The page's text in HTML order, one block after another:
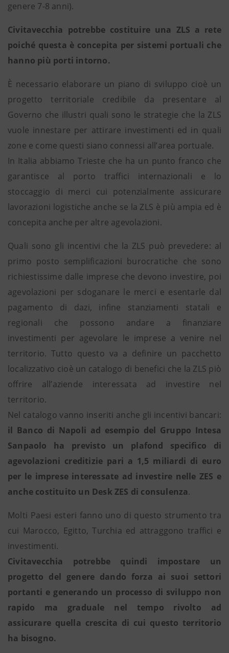
genere 7-8 anni).
Civitavecchia potrebbe costituire una ZLS a rete
poiché questa è concepita per sistemi portuali che
hanno più porti intorno.
È necessario elaborare un piano di sviluppo cioè un
progetto territoriale credibile da presentare al
Governo che illustri quali sono le strategie che la ZLS
vuole innestare per attirare investimenti ed in quali
zone e come questi siano connessi all’area portuale.
In Italia abbiamo Trieste che ha un punto franco che
garantisce al porto traffici internazionali e lo
stoccaggio di merci cui potenzialmente assicurare
lavorazioni logistiche anche se la ZLS è più ampia ed è
concepita anche per altre agevolazioni.
Quali sono gli incentivi che la ZLS può prevedere: al
primo posto semplificazioni burocratiche che sono
richiestissime dalle imprese che devono investire, poi
agevolazioni per sdoganare le merci e esentarle dal
pagamento di dazi, infine stanziamenti statali e
regionali che possono andare a finanziare
investimenti per agevolare le imprese a venire nel
territorio. Tutto questo va a definire un pacchetto
localizzativo cioè un catalogo di benefici che la ZLS piò
offrire all’aziende interessata ad investire nel
territorio.
Nel catalogo vanno inseriti anche gli incentivi bancari:
il Banco di Napoli ad esempio del Gruppo Intesa
Sanpaolo ha previsto un plafond specifico di
agevolazioni creditizie pari a 1,5 miliardi di euro
per le imprese interessate ad investire nelle ZES e
anche costituito un Desk ZES di consulenza.
Molti Paesi esteri fanno uno di questo strumento tra
cui Marocco, Egitto, Turchia ed attraggono traffici e
investimenti.
Civitavecchia potrebbe quindi impostare un
progetto del genere dando forza ai suoi settori
portanti e generando un processo di sviluppo non
rapido ma graduale nel tempo rivolto ad
assicurare quella crescita di cui questo territorio
ha bisogno.